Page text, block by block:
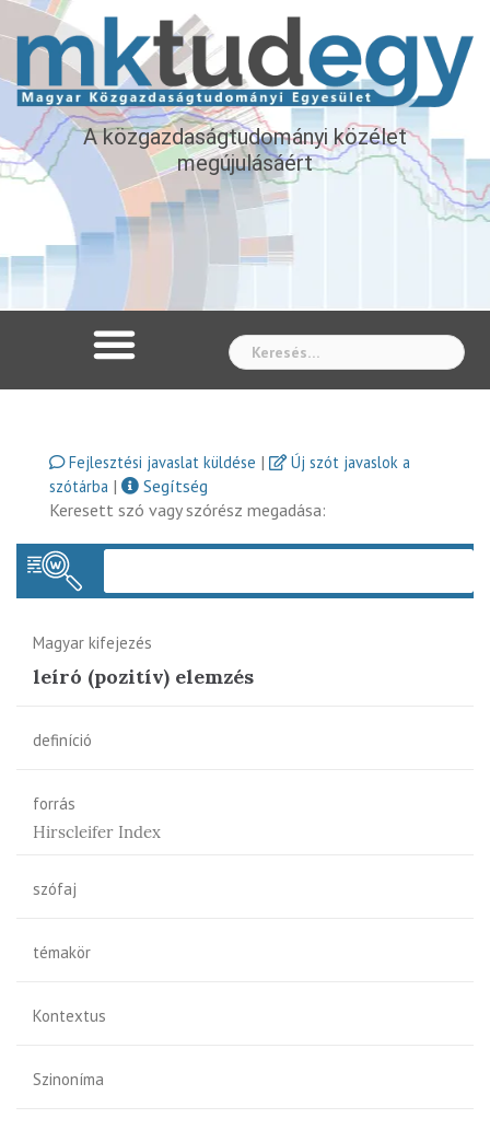
A közgazdaságtudományi közélet
megújulásáért
Fejlesztési javaslat küldése |
Új szót javaslok a
szótárba |
Segítség
Keresett szó vagy szórész megadása:
Magyar kifejezés
leíró (pozitív) elemzés
definíció
forrás
Hirscleifer Index
szófaj
témakör
Kontextus
Szinoníma